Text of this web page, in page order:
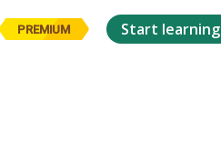
PREMIUM Start learning